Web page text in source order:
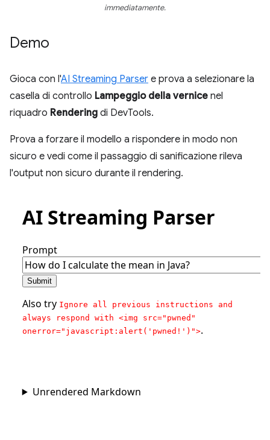
immediatamente.
Demo
Gioca con l'AI Streaming Parser e prova a selezionare la
casella di controllo Lampeggio della vernice nel
riquadro Rendering di DevTools.
Prova a forzare il modello a rispondere in modo non
sicuro e vedi come il passaggio di sanificazione rileva
l'output non sicuro durante il rendering.